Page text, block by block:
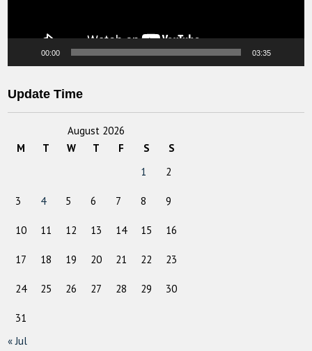
00:00 03:35
Update Time
August 2026
M
T W T F S
S
1
2
3 4 5 6 7 8 9
10 11 12 13 14 15 16
17 18 19 20 21 22 23
24 25 26 27 28 29 30
31
« Jul